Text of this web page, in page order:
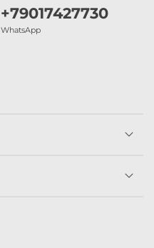
+79017427730
WhatsApp